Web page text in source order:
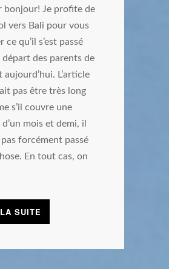
bonjour! Je profite de
vers Bali pour vous
ce qu’il s’est passé
des parents de
aujourd’hui. L’article
pas être très long
s’il couvre une
mois et demi, il
pas forcément passé
En tout cas, on
SUITE